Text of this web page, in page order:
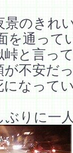
景のきれ
を通って
峠と言っ
が不安
になって
ぶりに一